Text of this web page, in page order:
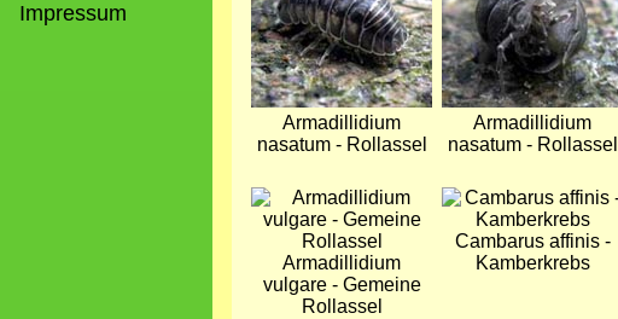
Impressum
Armadillidium
nasatum - Rollassel
Armadillidium
nasatum - Rollassel
Bild
Armadillidium
vulgare - Gemeine
Rollassel
Bild
Cambarus affinis -
Kamberkrebs